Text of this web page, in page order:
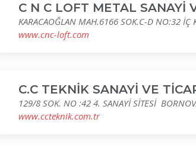
C N C LOFT METAL SANAYİ
KARACAOĞLAN MAH.6166 SOK.C-D NO:32
www.cnc-loft.com
C.C TEKNİK SANAYİ VE
129/8 SOK. NO :42 4. SANAYİ SİTESİ
www.ccteknik.com.tr